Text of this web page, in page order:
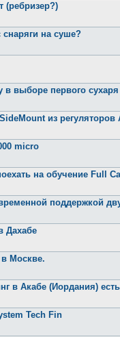
(ребризер?)
на суше?
в выборе первого сухаря
из регуляторов
micro
на обучение Full
поддержкой
Дахабе
Москве.
в Акабе (Иордания)
Tech Fin